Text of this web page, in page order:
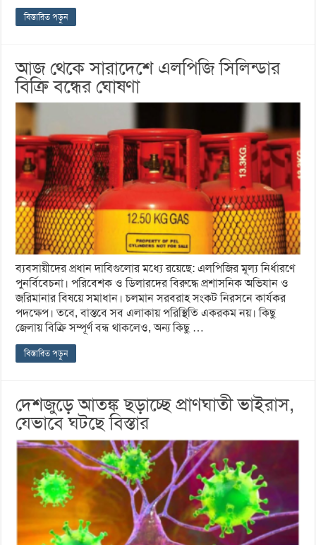
বিস্তারিত পড়ুন
আজ থেকে সারাদেশে এলপিজি সিলিন্ডার
বিক্রি বন্ধের ঘোষণা
ব্যবসায়ীদের প্রধান দাবিগুলোর মধ্যে রয়েছে: এলপিজির মূল্য নির্ধারণে
পুনর্বিবেচনা। পরিবেশক ও ডিলারদের বিরুদ্ধে প্রশাসনিক অভিযান ও
জরিমানার বিষয়ে সমাধান। চলমান সরবরাহ সংকট নিরসনে কার্যকর
পদক্ষেপ। তবে, বাস্তবে সব এলাকায় পরিস্থিতি একরকম নয়। কিছু
জেলায় বিক্রি সম্পূর্ণ বন্ধ থাকলেও, অন্য কিছু …
বিস্তারিত পড়ুন
দেশজুড়ে আতঙ্ক ছড়াচ্ছে প্রাণঘাতী ভাইরাস,
যেভাবে ঘটছে বিস্তার